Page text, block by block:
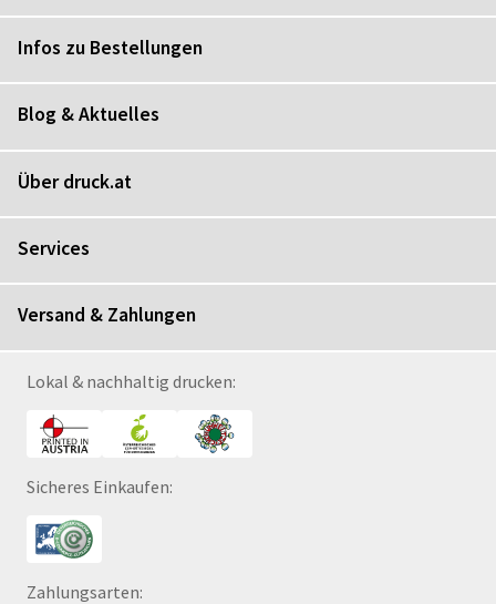
Infos zu Bestellungen
Blog & Aktuelles
Über druck.at
Services
Versand & Zahlungen
Lokal & nachhaltig drucken:
Sicheres Einkaufen:
Zahlungsarten: